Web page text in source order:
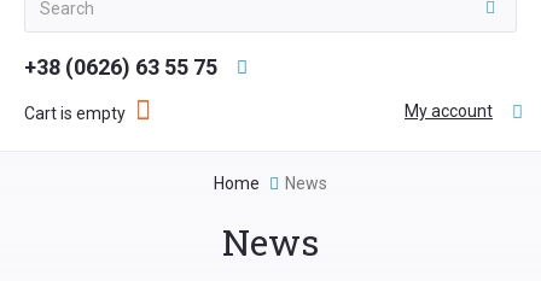
+38 (0626) 63 55 75
Cart is empty My account
Home News
News